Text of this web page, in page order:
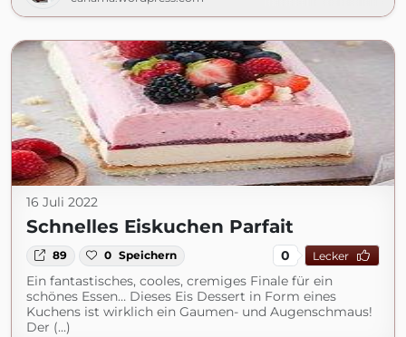
16 Juli 2022
Schnelles Eiskuchen Parfait
89 0 Speichern 0 Lecker
Ein fantastisches, cooles, cremiges Finale für ein
schönes Essen… Dieses Eis Dessert in Form eines
Kuchens ist wirklich ein Gaumen- und Augenschmaus!
Der (...)